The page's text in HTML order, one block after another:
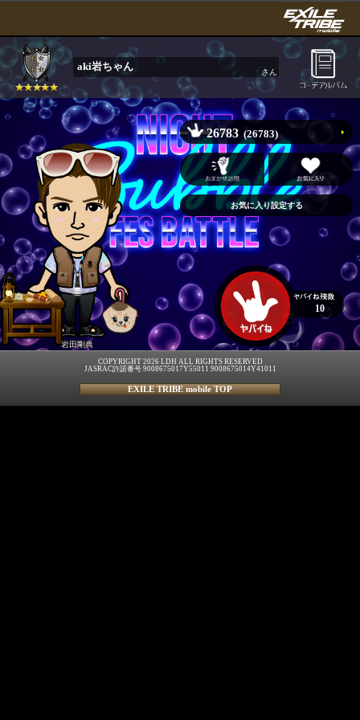
aki岩ちゃん さん
岩田剛典
26783 (26783)
10
COPYRIGHT 2026 LDH ALL RIGHTS RESERVED
JASRAC許諾番号 9008675017Y55011 9008675014Y41011
EXILE TRIBE mobile TOP